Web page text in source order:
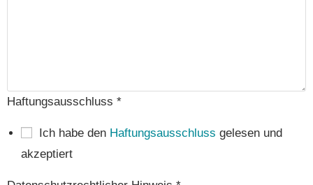
Haf­tungs­aus­schluss *
Ich habe den Haf­tungs­aus­schluss gele­sen und
akzeptiert